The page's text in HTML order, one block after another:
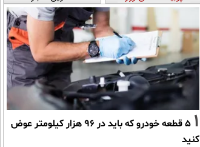
1
۵ قطعه خودرو که باید در ۹۶ هزار کیلومتر عوض
کنید